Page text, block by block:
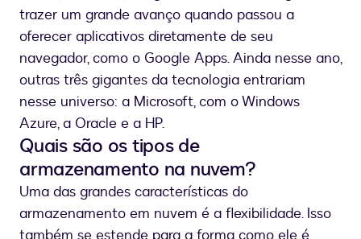
trazer um grande avanço quando passou a
oferecer aplicativos diretamente de seu
navegador, como o Google Apps. Ainda nesse ano,
outras três gigantes da tecnologia entrariam
nesse universo: a Microsoft, com o Windows
Azure, a Oracle e a HP.
Quais são os tipos de
armazenamento na nuvem?
Uma das grandes características do
armazenamento em nuvem é a flexibilidade. Isso